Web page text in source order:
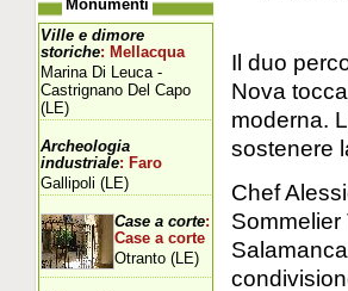
Il duo
Nova
moderna.
sostenere
Chef
Monumenti
Ville e dimore
storiche: Mellacqua
Marina Di Leuca -
Castrignano Del Capo
(LE)
Archeologia
industriale: Faro
Gallipoli (LE)
Case a corte:
Case a corte
Otranto (LE)